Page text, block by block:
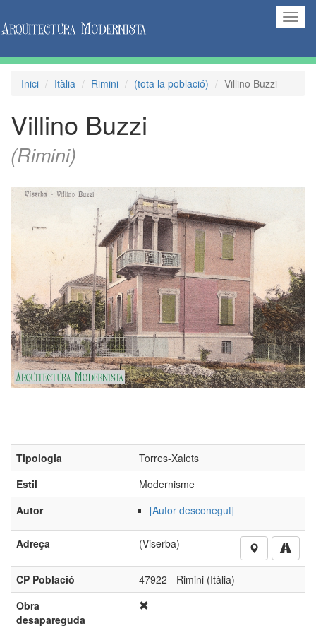
Inici Itàlia Rimini (tota la població) Villino Buzzi
Villino Buzzi
(Rimini)
Tipologia
Torres-Xalets
Estil
Modernisme
Autor
[Autor desconegut]
Adreça (Viserba)
CP Població
47922 - Rimini (Itàlia)
Obra
desapareguda